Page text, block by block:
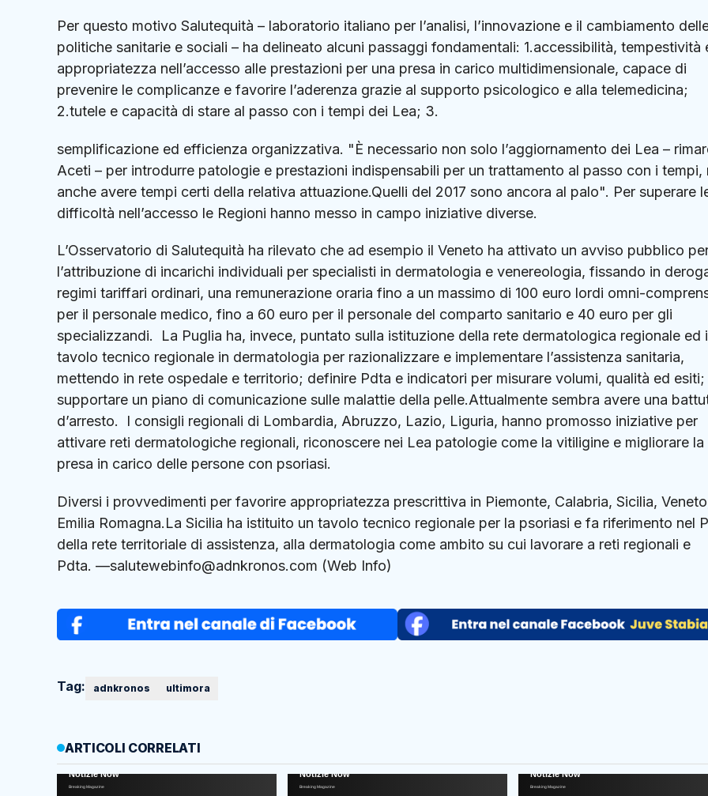
Per questo motivo Salutequità – laboratorio italiano per l’analisi, l’innovazione e il cambiamento
politiche sanitarie e sociali – ha delineato alcuni passaggi fondamentali: 1.accessibilità, tempestività
appropriatezza nell’accesso alle prestazioni per una presa in carico multidimensionale, capace di
prevenire le complicanze e favorire l’aderenza grazie al supporto psicologico e alla telemedicina;
2.tutele e capacità di stare al passo con i tempi dei Lea; 3.
semplificazione ed efficienza organizzativa. "È necessario non solo l’aggiornamento dei Lea –
Aceti – per introdurre patologie e prestazioni indispensabili per un trattamento al passo con i tempi,
anche avere tempi certi della relativa attuazione.Quelli del 2017 sono ancora al palo". Per superare
difficoltà nell’accesso le Regioni hanno messo in campo iniziative diverse.
L’Osservatorio di Salutequità ha rilevato che ad esempio il Veneto ha attivato un avviso pubblico
l’attribuzione di incarichi individuali per specialisti in dermatologia e venereologia, fissando in
regimi tariffari ordinari, una remunerazione oraria fino a un massimo di 100 euro lordi omni-
per il personale medico, fino a 60 euro per il personale del comparto sanitario e 40 euro per gli
specializzandi. La Puglia ha, invece, puntato sulla istituzione della rete dermatologica regionale ed
tavolo tecnico regionale in dermatologia per razionalizzare e implementare l’assistenza sanitaria,
mettendo in rete ospedale e territorio; definire Pdta e indicatori per misurare volumi, qualità ed esiti;
supportare un piano di comunicazione sulle malattie della pelle.Attualmente sembra avere una
d’arresto. I consigli regionali di Lombardia, Abruzzo, Lazio, Liguria, hanno promosso iniziative per
attivare reti dermatologiche regionali, riconoscere nei Lea patologie come la vitiligine e migliorare la
presa in carico delle persone con psoriasi.
Diversi i provvedimenti per favorire appropriatezza prescrittiva in Piemonte, Calabria, Sicilia,
Emilia Romagna.La Sicilia ha istituito un tavolo tecnico regionale per la psoriasi e fa riferimento nel
della rete territoriale di assistenza, alla dermatologia come ambito su cui lavorare a reti regionali e
Pdta. —salutewebinfo@adnkronos.com (Web Info)
Tag: adnkronos ultimora
ARTICOLI CORRELATI